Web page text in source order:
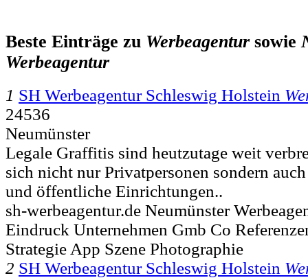
Beste Einträge zu Werbeagentursowie
Werbeagentur
1 SH Werbeagentur Schleswig Holstein
24536
Neumünster
Legale Graffitis sind heutzutage weit
sich nicht nur Privatpersonen sondern
und öffentliche Einrichtungen..
sh-werbeagentur.de Neumünster
Eindruck Unternehmen Gmb Co
Strategie App Szene Photographie
2 SH Werbeagentur Schleswig Holstein